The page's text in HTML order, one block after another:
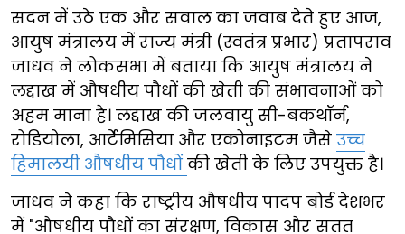
सदन में उठे एक और सवाल का जवाब देते हुए आज,
आयुष मंत्रालय में राज्य मंत्री (स्वतंत्र प्रभार) प्रतापराव
जाधव ने लोकसभा में बताया कि आयुष मंत्रालय ने
लद्दाख में औषधीय पौधों की खेती की संभावनाओं को
अहम माना है। लद्दाख की जलवायु सी-बकथॉर्न,
रोडियोला, आर्टेमिसिया और एकोनाइटम जैसे उच्च
हिमालयी औषधीय पौधों की खेती के लिए उपयुक्त है।
जाधव ने कहा कि राष्ट्रीय औषधीय पादप बोर्ड देशभर
में "औषधीय पौधों का संरक्षण, विकास और सतत